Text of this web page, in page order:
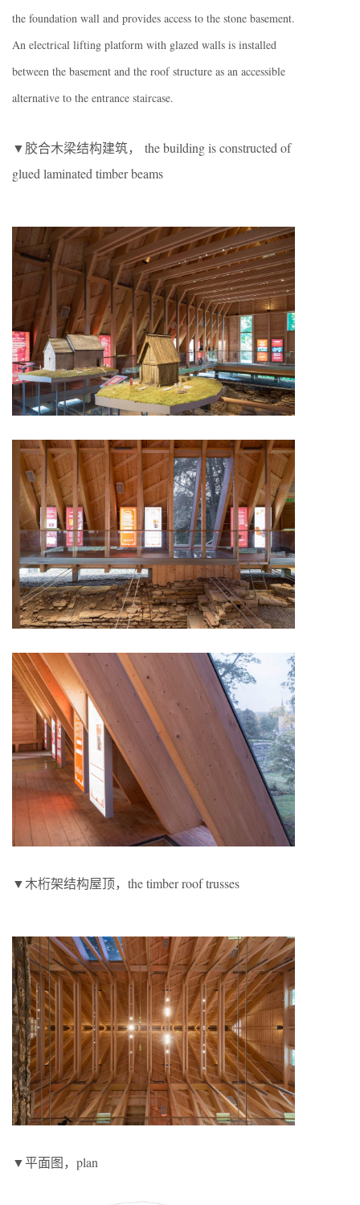
the foundation wall and provides access to the stone basement.
An electrical lifting platform with glazed walls is installed
between the basement and the roof structure as an accessible
alternative to the entrance staircase.
▼胶合木梁结构建筑， the building is constructed of
glued laminated timber beams
▼木桁架结构屋顶，the timber roof trusses
▼平面图，plan